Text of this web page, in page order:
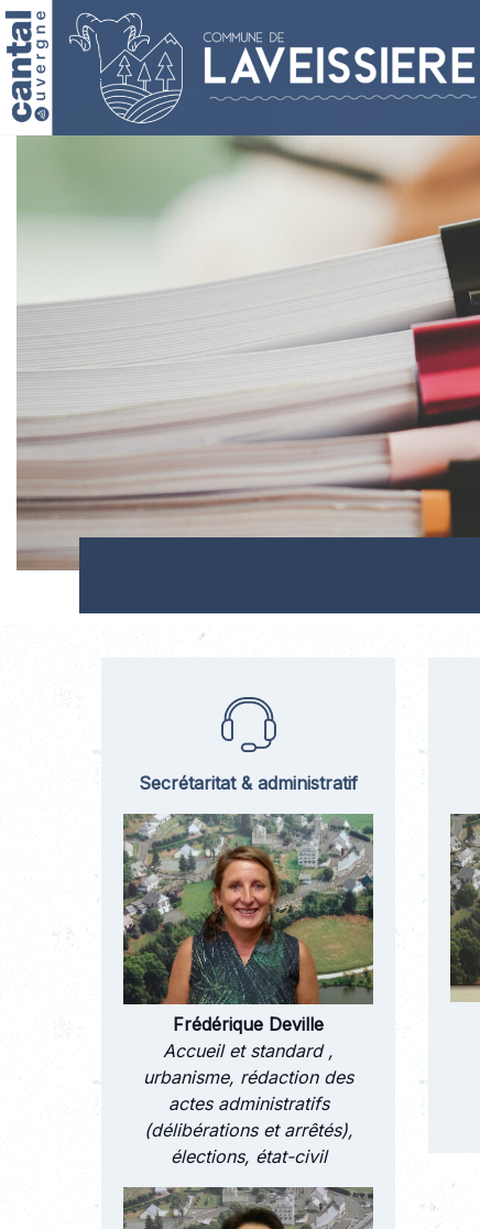
Secrétaritat & administratif
Frédérique Deville
Accueil et standard ,
urbanisme, rédaction des
actes administratifs
(délibérations et arrêtés),
élections, état-civil